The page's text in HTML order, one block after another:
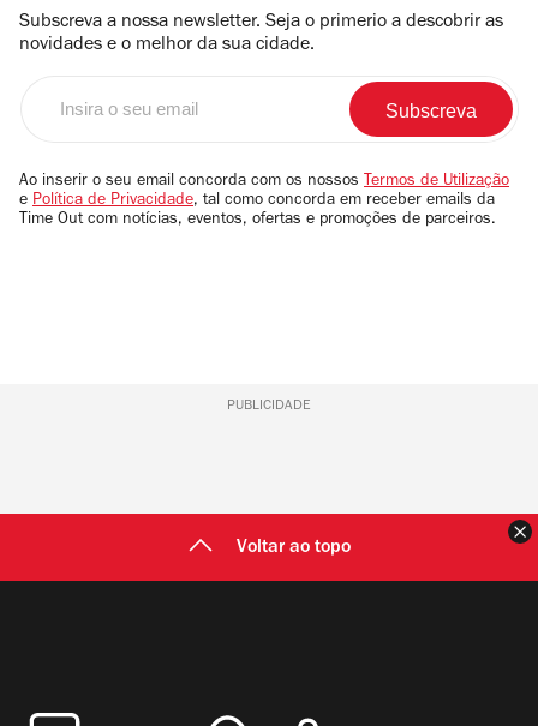
Subscreva a nossa newsletter. Seja o primerio a descobrir as
novidades e o melhor da sua cidade.
email
Ao inserir o seu email concorda com os nossos Termos de Utilização
e Política de Privacidade, tal como concorda em receber emails da
Time Out com notícias, eventos, ofertas e promoções de parceiros.
PUBLICIDADE
Voltar ao topo